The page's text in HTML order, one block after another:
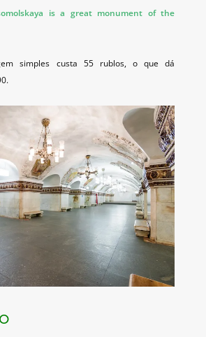
simples custa 55 rublos, o que dá